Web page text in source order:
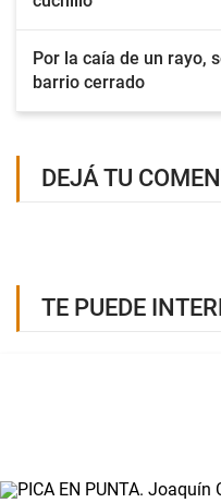
Por la caía de un rayo,
barrio cerrado
DEJÁ TU
TE PUEDE